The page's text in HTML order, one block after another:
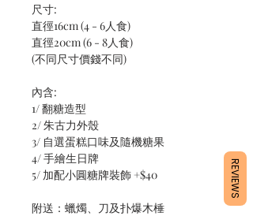
尺寸:
直徑16cm (4 - 6人食)
直徑20cm (6 - 8人食)
(不同尺寸價錢不同)
內含:
1/ 翻糖造型
2/ 朱古力外殼
3/ 自選蛋糕口味及隨機糖果
4/ 手繪生日牌
5/ 加配小圓糖牌裝飾 +$40
附送：蠟燭、刀及扑爆木棰
REVIEWS